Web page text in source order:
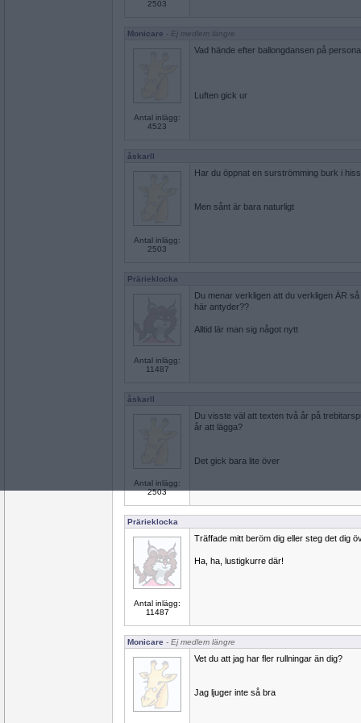
2503
Monicare - Ej medlem längre
Antal inlägg:
4523
Vad hände efter ballongdansen på
Luften gick ur
åskarll
Antal inlägg:
2503
Har du öppnat en surströmming burk i
Men sånt är bara naturligt
Prärieklocka
Antal inlägg:
11487
Du menar verkligen att du verkligen ÄR
här antyder??
Alltid lär man sig något nytt
åskarll
Antal inlägg:
2503
Du visste väl att texten två år på
år att lägga?
Det gick bara lite över
Prärieklocka
Antal inlägg:
11487
Träffade mitt beröm dig eller steg det dig
Ha, ha, lustigkurre där!
Monicare - Ej medlem längre
Vet du att jag har fler rullningar än dig?
Jag ljuger inte så bra